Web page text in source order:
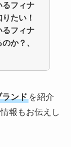
るフィナ
たい！
るフィナ
か？、
ランドを紹介
報もお伝えし